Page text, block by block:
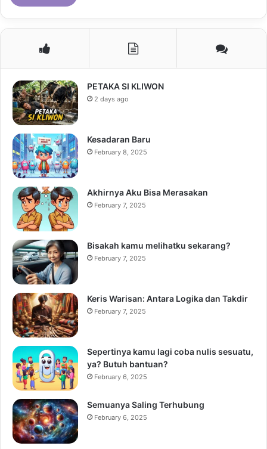
PETAKA SI KLIWON
2 days ago
Kesadaran Baru
February 8, 2025
Akhirnya Aku Bisa Merasakan
February 7, 2025
Bisakah kamu melihatku sekarang?
February 7, 2025
Keris Warisan: Antara Logika dan Takdir
February 7, 2025
Sepertinya kamu lagi coba nulis sesuatu,
ya? Butuh bantuan?
February 6, 2025
Semuanya Saling Terhubung
February 6, 2025